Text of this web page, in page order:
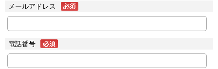
メールアドレス
電話番号